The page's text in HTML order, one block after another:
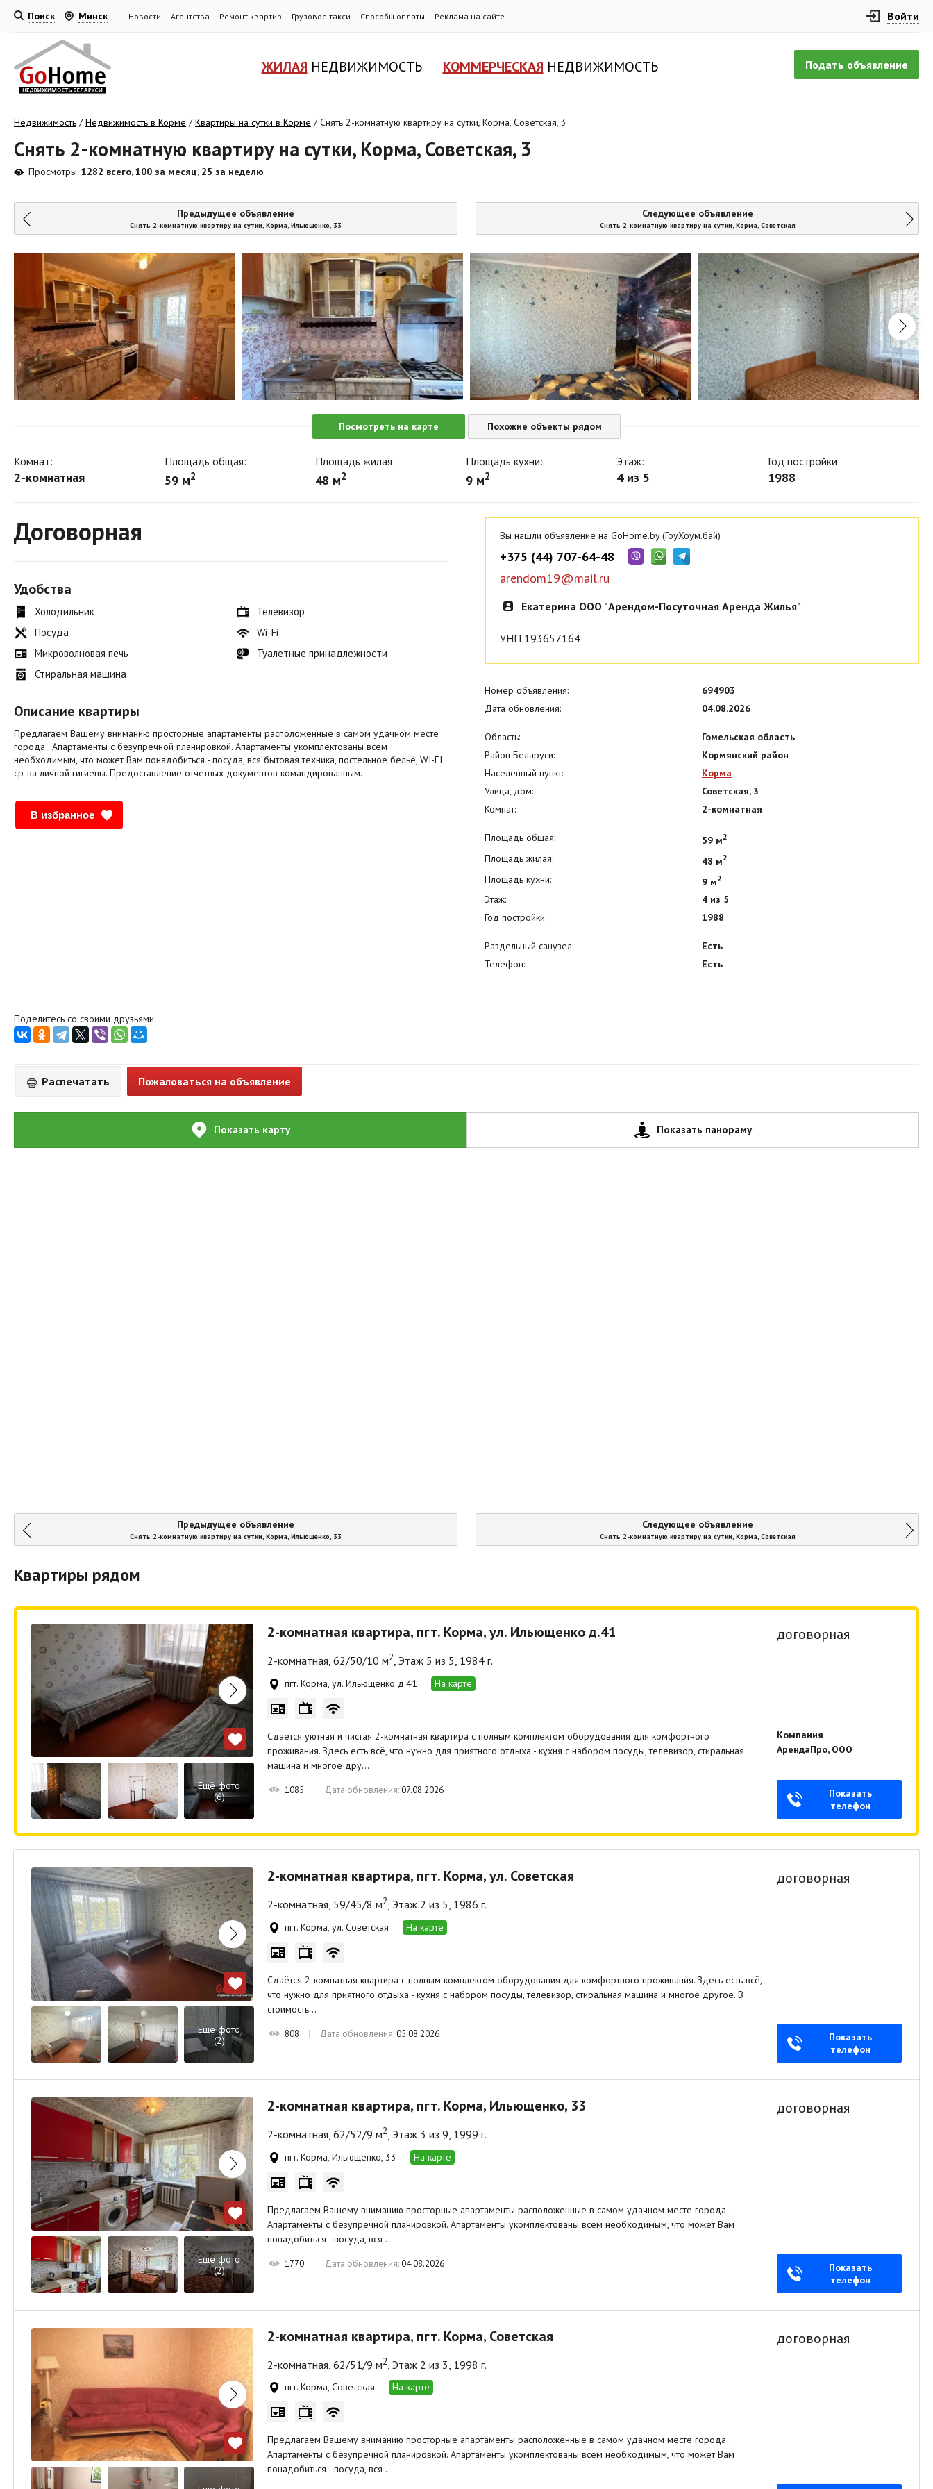
Поиск Минск Новости Агентства Ремонт квартир Грузовое такси Способы оплаты Реклама на сайте Войти
Подать объявление
ЖИЛАЯ НЕДВИЖИМОСТЬ КОММЕРЧЕСКАЯ НЕДВИЖИМОСТЬ
Недвижимость /Недвижимость в Корме /Квартиры на сутки в Корме /Снять 2-комнатную квартиру на сутки, Корма, Советская, 3
Снять 2-комнатную квартиру на сутки, Корма, Советская, 3
Просмотры: 1282 всего, 100 за месяц, 25 за неделю
Предыдущее объявление
Снять 2-комнатную квартиру на сутки, Корма, Ильющенко, 33
Следующее объявление
Снять 2-комнатную квартиру на сутки, Корма, Советская
Посмотреть на карте Похожие объекты рядом
Комнат:
2-комнатная
Площадь общая:
59 м2
Площадь жилая:
48 м2
Площадь кухни:
9 м2
Этаж:
4 из 5
Год постройки:
1988
Договорная
Удобства
Холодильник
Посуда
Микроволновая печь
Стиральная машина
Телевизор
Wi-Fi
Туалетные принадлежности
Описание квартиры
Предлагаем Вашему вниманию просторные апартаменты расположенные в самом удачном месте
города . Апартаменты с безупречной планировкой. Апартаменты укомплектованы всем
необходимым, что может Вам понадобиться - посуда, вся бытовая техника, постельное бельё, WI-FI
ср-ва личной гигиены. Предоставление отчетных документов командированным.
В избранное
Вы нашли объявление на GoHome.by (ГоуХоум.бай)
+375 (44) 707-64-48
arendom19@mail.ru
Екатерина ООО "Арендом-Посуточная Аренда Жилья"
УНП 193657164
Номер объявления:
694903
Дата обновления:
04.08.2026
Область:
Гомельская область
Район Беларуси:
Кормянский район
Населенный пункт:
Корма
Улица, дом:
Советская, 3
Комнат:
2-комнатная
Площадь общая: 59 м2
Площадь жилая: 48 м2
Площадь кухни: 9 м2
Этаж:
4 из 5
Год постройки:
1988
Раздельный санузел:
Есть
Телефон:
Есть
Поделитесь со своими друзьями:
Распечатать Пожаловаться на объявление
Показать карту Показать панораму
Предыдущее объявление
Снять 2-комнатную квартиру на сутки, Корма, Ильющенко, 33
Следующее объявление
Снять 2-комнатную квартиру на сутки, Корма, Советская
Квартиры рядом
Ещё фото
(6)
2-комнатная квартира, пгт. Корма, ул. Ильющенко д.41
2-комнатная, 62/50/10 м2, Этаж 5 из 5, 1984 г.
пгт. Корма, ул. Ильющенко д.41 На карте
Сдаётся уютная и чистая 2-комнатная квартира с полным комплектом оборудования для комфортного
проживания. Здесь есть всё, что нужно для приятного отдыха - кухня с набором посуды, телевизор, стиральная
машина и многое дру…
1085 Дата обновления:07.08.2026
договорная
Компания
АрендаПро, ООО
Показать
телефон
Ещё фото
(2)
2-комнатная квартира, пгт. Корма, ул. Советская
2-комнатная, 59/45/8 м2, Этаж 2 из 5, 1986 г.
пгт. Корма, ул. Советская На карте
Сдаётся 2-комнатная квартира с полным комплектом оборудования для комфортного проживания. Здесь есть всё,
что нужно для приятного отдыха - кухня с набором посуды, телевизор, стиральная машина и многое другое. В
стоимость…
808 Дата обновления:05.08.2026
договорная
Показать
телефон
Ещё фото
(2)
2-комнатная квартира, пгт. Корма, Ильющенко, 33
2-комнатная, 62/52/9 м2, Этаж 3 из 9, 1999 г.
пгт. Корма, Ильющенко, 33 На карте
Предлагаем Вашему вниманию просторные апартаменты расположенные в самом удачном месте города .
Апартаменты с безупречной планировкой. Апартаменты укомплектованы всем необходимым, что может Вам
понадобиться - посуда, вся …
1770 Дата обновления:04.08.2026
договорная
Показать
телефон
2-комнатная квартира, пгт. Корма, Советская
2-комнатная, 62/51/9 м2 , Этаж 2 из 3, 1998 г.
пгт. Корма, Советская На карте
Предлагаем Вашему вниманию просторные апартаменты расположенные в самом удачном месте города .
Апартаменты с безупречной планировкой. Апартаменты укомплектованы всем необходимым, что может Вам
понадобиться - посуда, вся …
договорная